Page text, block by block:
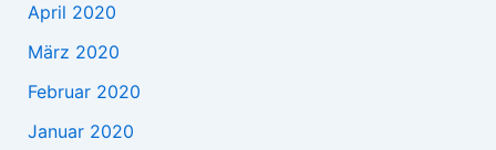
April 2020
März 2020
Februar 2020
Januar 2020